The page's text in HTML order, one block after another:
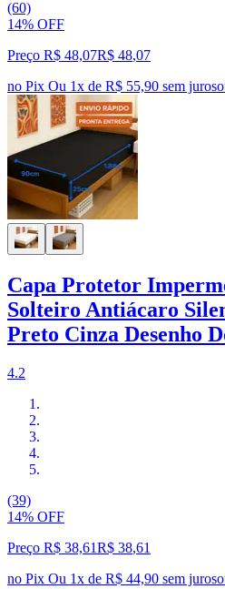
(60)
14% OFF
Preço R$ 48,07R$ 48,07
no Pix Ou 1x de R$ 55,90 sem juros
Capa Protetor
Solteiro Antiácaro
Preto Cinza Desenho
4.2
(39)
14% OFF
Preço R$ 38,61R$ 38,61
no Pix Ou 1x de R$ 44,90 sem juros